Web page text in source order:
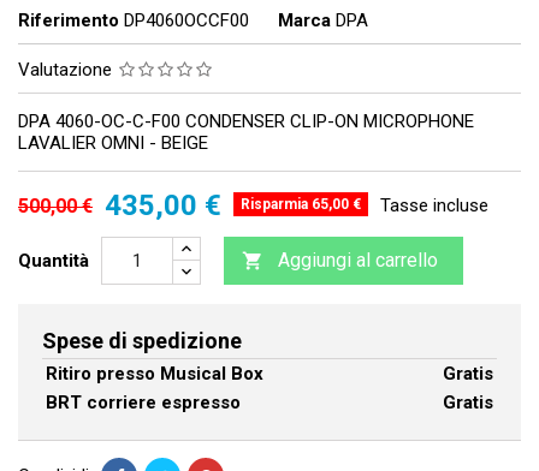
Riferimento DP4060OCCF00 Marca DPA
Valutazione
DPA 4060-OC-C-F00 CONDENSER CLIP-ON MICROPHONE
LAVALIER OMNI - BEIGE
500,00 € 435,00 € Risparmia 65,00 € Tasse incluse
Quantità  Aggiungi al carrello
Spese di spedizione
Ritiro presso Musical Box
Gratis
BRT corriere espresso
Gratis